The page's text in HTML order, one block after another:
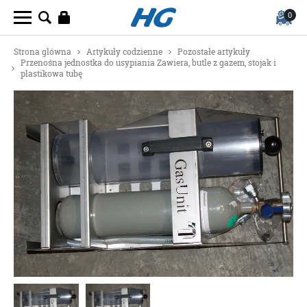
0
Strona glówna Artykuły codzienne
Pozostałe artykuły
Przenośna jednostka do usypiania Zawiera, butle z gazem, stojak i
plastikowa tubę